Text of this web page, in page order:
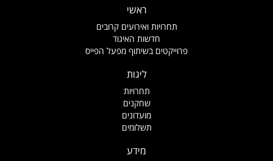
ראשי
תחרויות ואירועים קרובים
חדשות האיגוד
פרוייקטים בשיתוף מפעל הפייס
ליגות
תחרויות
שחקנים
מועדונים
תשלומים
מידע